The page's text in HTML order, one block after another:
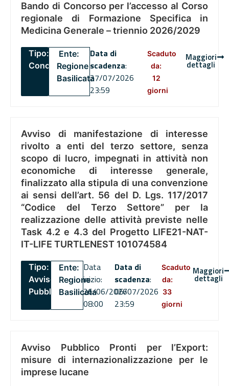
Bando di Concorso per l’accesso al Corso
regionale di Formazione Specifica in
Medicina Generale – triennio 2026/2029
Tipo:
Concorsi
Ente:
Regione
Basilicata
Data di
scadenza:
27/07/2026
23:59
Scaduto
da:
12
giorni
Maggiori
dettagli
Avviso di manifestazione di interesse
rivolto a enti del terzo settore, senza
scopo di lucro, impegnati in attività non
economiche di interesse generale,
finalizzato alla stipula di una convenzione
ai sensi dell’art. 56 del D. Lgs. 117/2017
“Codice del Terzo Settore” per la
realizzazione delle attività previste nelle
Task 4.2 e 4.3 del Progetto LIFE21-NAT-
IT-LIFE TURTLENEST 101074584
Tipo:
Avviso
Pubblico
Ente:
Regione
Basilicata
Data
inizio:
26/06/2026
08:00
Data di
scadenza:
06/07/2026
23:59
Scaduto
da:
33
giorni
Maggiori
dettagli
Avviso Pubblico Pronti per l’Export:
misure di internazionalizzazione per le
imprese lucane